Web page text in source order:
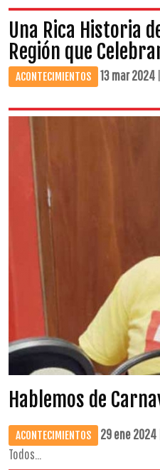
Una Rica Historia
Región que
ACONTECIMIENTOS 13 mar 2024
Hablemos de
ACONTECIMIENTOS 29 ene 2024
Todos...